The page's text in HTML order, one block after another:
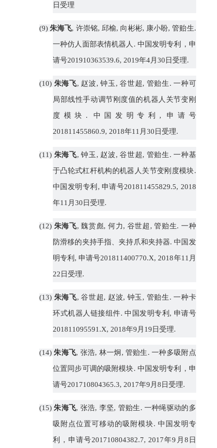
日受理
(9)朱海飞, 许崇铭,邱榆, 向彬彬, 康小盼,管贻生.
一种仿人面部表情机器人 . 中国发明专利，申
请号201910363539.6, 2019年4月 30 日受理.
(10) 朱海飞, 赵波,钟玉 ,谷世超, 管贻生.一种可
局部线性手动调节刚度值的机器人关节变刚
度模块 . 中国发明专利 , 申请号
201811455860.9, 2018年11 月 30 日受理.
(11) 朱海飞,钟玉 , 赵波,谷世超, 管贻生.一种基
于凸轮式杠杆机构的机器人关节变刚度模块.
中国发明专利 , 申请号201811455829.5, 2018
年11 月 30 日受理.
(12) 朱海飞,魏赏彪, 何力, 谷世超 ,管贻生.一种
防滑移的夹持手指、夹持爪和夹持器.中国发
明专利 , 申请号201811400770.X, 2018年11 月
22 日受理.
(13) 朱海飞,谷世超, 赵波, 钟玉 , 管贻生.一种卡
环式机器人链接组件.中国发明专利 , 申请号
201811095591.X, 2018年9 月 19 日受理.
(14)朱海飞, 张浩, 林一炯 , 管贻生.一种多吸附点
位置同步可调的吸附模块. 中国发明专利，申
请号201710804365.3, 2017年9 月 8 日受理.
(15)朱海飞, 张浩, 李坚, 管贻生. 一种绳驱动的多
吸附点位置可移动的吸附模块. 中国发明专
利，申请号201710804382.7, 2017年9 月 8 日